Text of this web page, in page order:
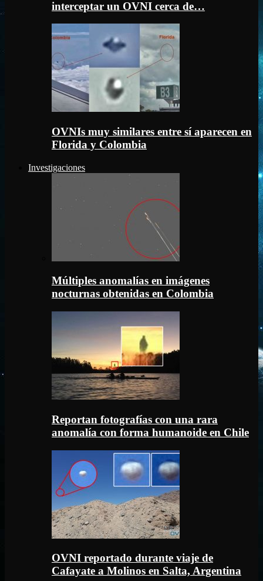
interceptar un OVNI cerca de…
OVNIs muy similares entre sí aparecen en
Florida y Colombia
Investigaciones
Múltiples anomalías en imágenes
nocturnas obtenidas en Colombia
Reportan fotografías con una rara
anomalía con forma humanoide en Chile
OVNI reportado durante viaje de
Cafayate a Molinos en Salta, Argentina